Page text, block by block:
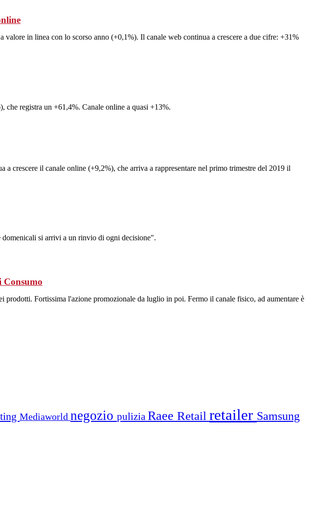
in linea con lo scorso anno (+0,1%). Il canale web continua a crescere a due cifre: +31%
che registra un +61,4%. Canale online a quasi +13%.
crescere il canale online (+9,2%), che arriva a rappresentare nel primo trimestre del 2019 il
si arrivi a un rinvio di ogni decisione".
Consumo
Fortissima l'azione promozionale da luglio in poi. Fermo il canale fisico, ad aumentare è
Mediaworld negozio pulizia Raee Retail retailer Samsung